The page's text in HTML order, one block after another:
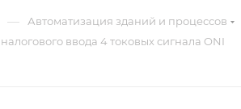
— Автоматизация зданий и процессов
ввода 4 токовых сигнала ONI